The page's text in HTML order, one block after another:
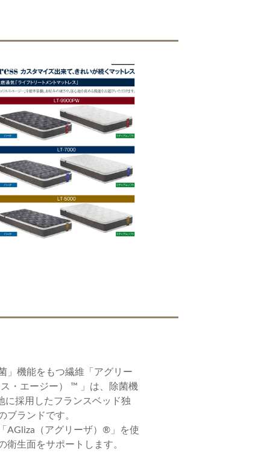
」機能をもつ繊維「アグリー
・エージー） ™ 」は、除菌機
採用したフランスベッド独
ブランドです。
AGliza（アグリーザ）®」を使
衛生面をサポートします。